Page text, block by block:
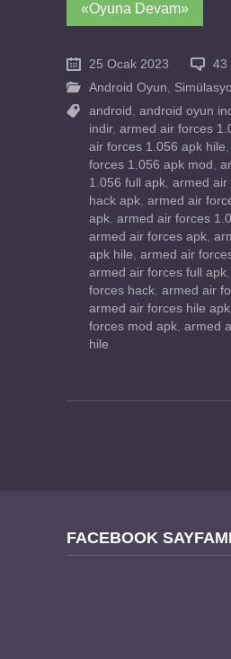
«Oyuna Devam»
25 Ocak 2023
43
Android Oyun
android
android oyun
indir, armed air forces
air forces 1.056 apk hile
forces 1.056 apk mod
1.056 full apk armed air
hack apk armed air
apk armed air forces
armed air forces apk
apk hile armed air
armed air forces full apk
forces hack armed air
armed air forces hile apk
forces mod apk armed
hile
FACEBOOK